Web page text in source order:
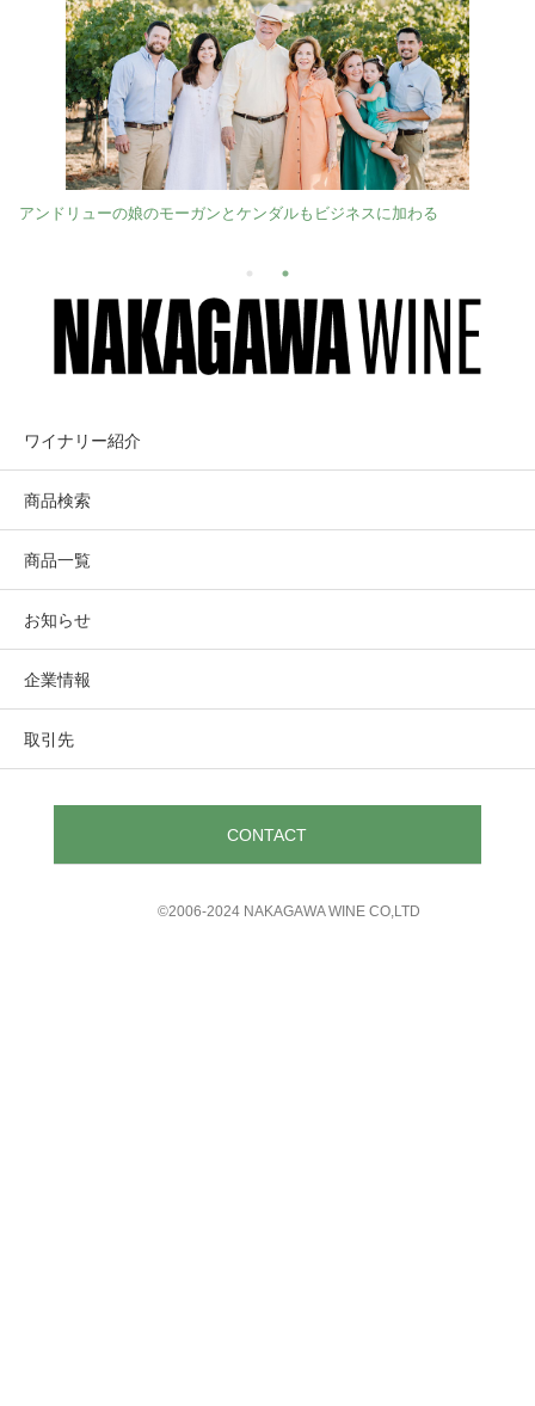
アンドリューの娘のモーガンとケンダルもビジネスに加わる
ワイナリー紹介
商品検索
商品一覧
お知らせ
企業情報
取引先
CONTACT
©︎2006-2024 NAKAGAWA WINE CO,LTD